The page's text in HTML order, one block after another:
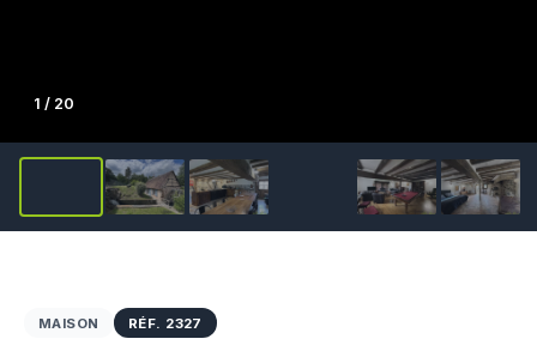
1 / 20
MAISON RÉF. 2327